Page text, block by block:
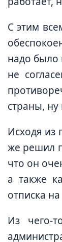
С этим
надо было
не
страны, ну
Исходя из
же решил
что он
а также
отписка
Из чего-